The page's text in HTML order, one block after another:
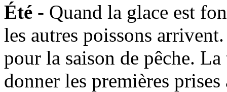
Été - Quand la glace est
les autres poissons
pour la saison de pêche.
donner les premières